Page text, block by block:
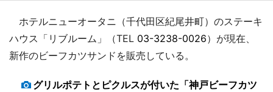
ホテルニューオータニ（千代田区紀尾井町）のステーキ
ハウス「リブルーム」（TEL 03-3238-0026）が現在、
新作のビーフカツサンドを販売している。
グリルポテトとピクルスが付いた「神戸ビーフカツ